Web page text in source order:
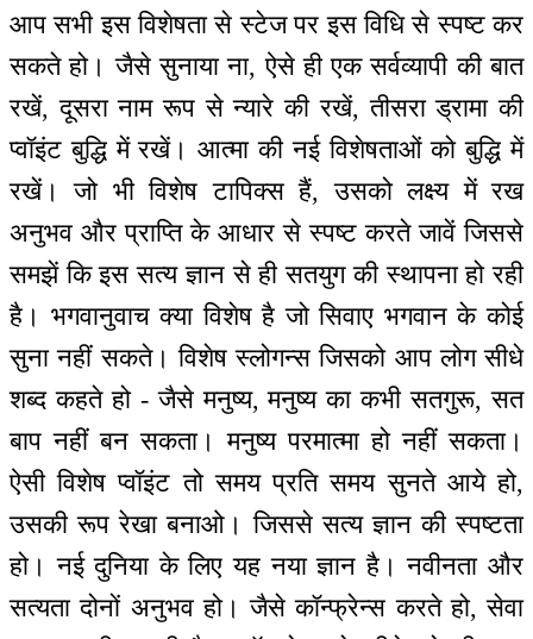
आप सभी इस विशेषता से स्टेज पर इस विधि से स्पष्ट कर
सकते हो। जैसे सुनाया ना, ऐसे ही एक सर्वव्यापी की बात
रखें, दूसरा नाम रूप से न्यारे की रखें, तीसरा ड्रामा की
प्वॉइंट बुद्धि में रखें। आत्मा की नई विशेषताओं को बुद्धि में
रखें। जो भी विशेष टापिक्स हैं, उसको लक्ष्य में रख
अनुभव और प्राप्ति के आधार से स्पष्ट करते जावें जिससे
समझें कि इस सत्य ज्ञान से ही सतयुग की स्थापना हो रही
है। भगवानुवाच क्या विशेष है जो सिवाए भगवान के कोई
सुना नहीं सकते। विशेष स्लोगन्स जिसको आप लोग सीधे
शब्द कहते हो - जैसे मनुष्य, मनुष्य का कभी सतगुरू, सत
बाप नहीं बन सकता। मनुष्य परमात्मा हो नहीं सकता।
ऐसी विशेष प्वॉइंट तो समय प्रति समय सुनते आये हो,
उसकी रूप रेखा बनाओ। जिससे सत्य ज्ञान की स्पष्टता
हो। नई दुनिया के लिए यह नया ज्ञान है। नवीनता और
सत्यता दोनों अनुभव हो। जैसे कॉन्फ्रेन्स करते हो, सेवा